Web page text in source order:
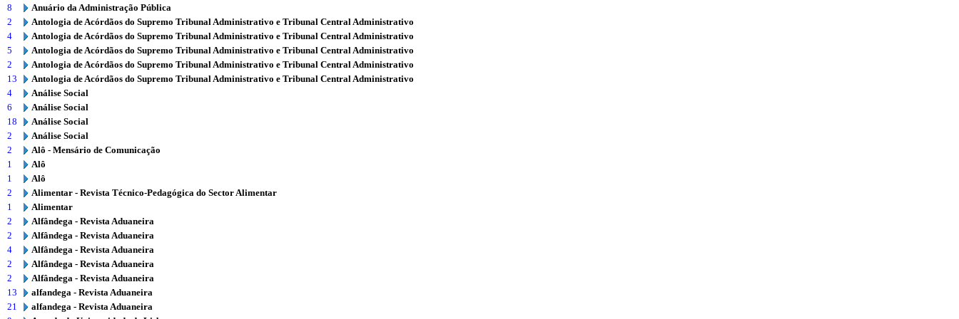
8
Anuário da Administração Pública
2
Antologia de Acórdãos do Supremo Tribunal Administrativo e Tribunal Central Administrativo
4
Antologia de Acórdãos do Supremo Tribunal Administrativo e Tribunal Central Administrativo
5
Antologia de Acórdãos do Supremo Tribunal Administrativo e Tribunal Central Administrativo
2
Antologia de Acórdãos do Supremo Tribunal Administrativo e Tribunal Central Administrativo
13
Antologia de Acórdãos do Supremo Tribunal Administrativo e Tribunal Central Administrativo
4
Análise Social
6
Análise Social
18
Análise Social
2
Análise Social
2
Alô - Mensário de Comunicação
1
Alô
1
Alô
2
Alimentar - Revista Técnico-Pedagógica do Sector Alimentar
1
Alimentar
2
Alfândega - Revista Aduaneira
2
Alfândega - Revista Aduaneira
4
Alfândega - Revista Aduaneira
2
Alfândega - Revista Aduaneira
2
Alfândega - Revista Aduaneira
13
alfandega - Revista Aduaneira
21
alfandega - Revista Aduaneira